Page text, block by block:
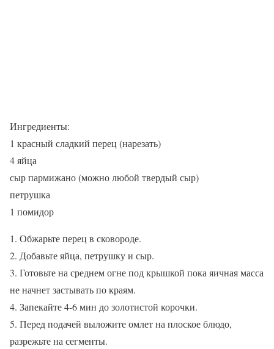
Ингредиенты:
1 красный сладкий перец (нарезать)
4 яйца
сыр пармижано (можно любой твердый сыр)
петрушка
1 помидор
1. Обжарьте перец в сковороде.
2. Добавьте яйца, петрушку и сыр.
3. Готовьте на среднем огне под крышкой пока яичная масса
не начнет застывать по краям.
4. Запекайте 4-6 мин до золотистой корочки.
5. Перед подачей выложите омлет на плоское блюдо,
разрежьте на сегменты.